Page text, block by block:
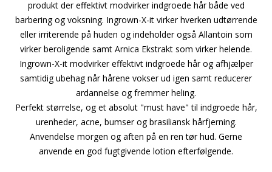
produkt der effektivt modvirker indgroede hår både ved
barbering og voksning. Ingrown-X-it virker hverken udtørrende
eller irriterende på huden og indeholder også Allantoin som
virker beroligende samt Arnica Ekstrakt som virker helende.
Ingrown-X-it modvirker effektivt indgroede hår og afhjælper
samtidig ubehag når hårene vokser ud igen samt reducerer
ardannelse og fremmer heling.
Perfekt størrelse, og et absolut "must have" til indgroede hår,
urenheder, acne, bumser og brasiliansk hårfjerning.
Anvendelse morgen og aften på en ren tør hud. Gerne
anvende en god fugtgivende lotion efterfølgende.